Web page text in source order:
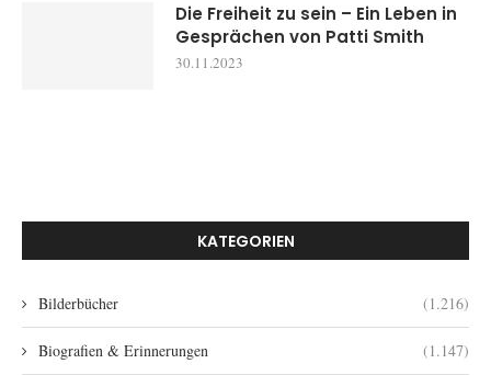
Die Freiheit zu sein – Ein Leben in
Gesprächen von Patti Smith
30.11.2023
KATEGORIEN
Bilderbücher (1.216)
Biografien & Erinnerungen (1.147)